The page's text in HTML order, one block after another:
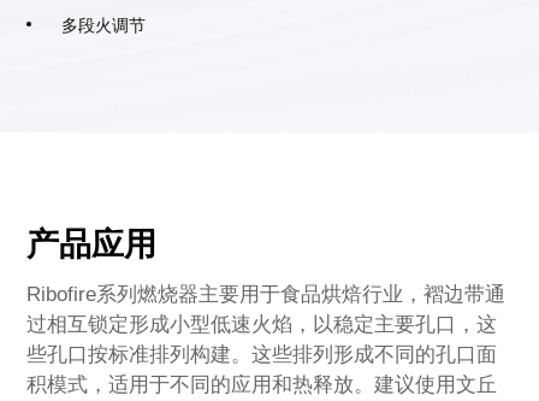
多段火调节
产品应用
Ribofire系列燃烧器主要用于食品烘焙行业，褶边带通
过相互锁定形成小型低速火焰，以稳定主要孔口，这
些孔口按标准排列构建。这些排列形成不同的孔口面
积模式，适用于不同的应用和热释放。建议使用文丘